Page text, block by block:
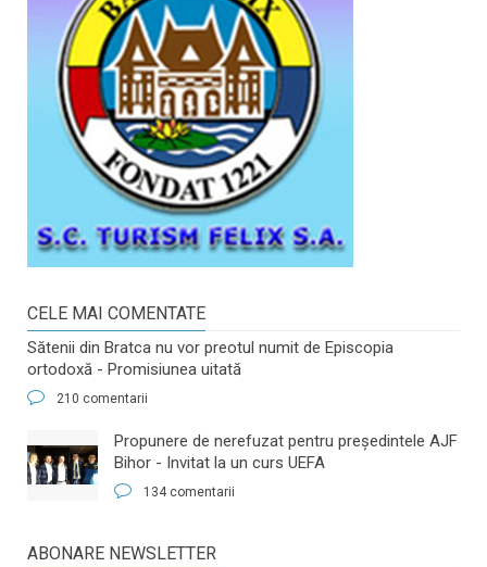
CELE MAI COMENTATE
Sătenii din Bratca nu vor preotul numit de Episcopia
ortodoxă - Promisiunea uitată
210 comentarii
​Propunere de nerefuzat pentru preşedintele AJF
Bihor - Invitat la un curs UEFA
134 comentarii
ABONARE NEWSLETTER